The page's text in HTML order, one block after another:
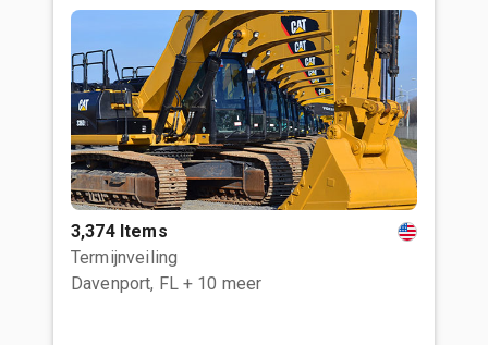
3,374 Items
Termijnveiling
Davenport, FL + 10 meer